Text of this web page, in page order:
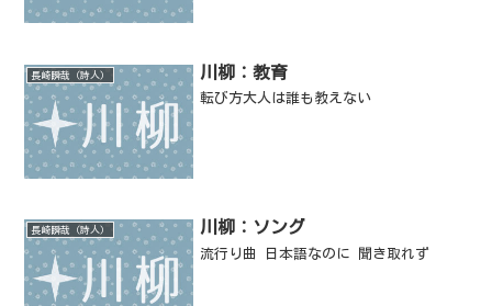
長崎瞬哉（詩人） 川柳：教育
転び方大人は誰も教えない
長崎瞬哉（詩人） 川柳：ソング
流行り曲 日本語なのに 聞き取れず